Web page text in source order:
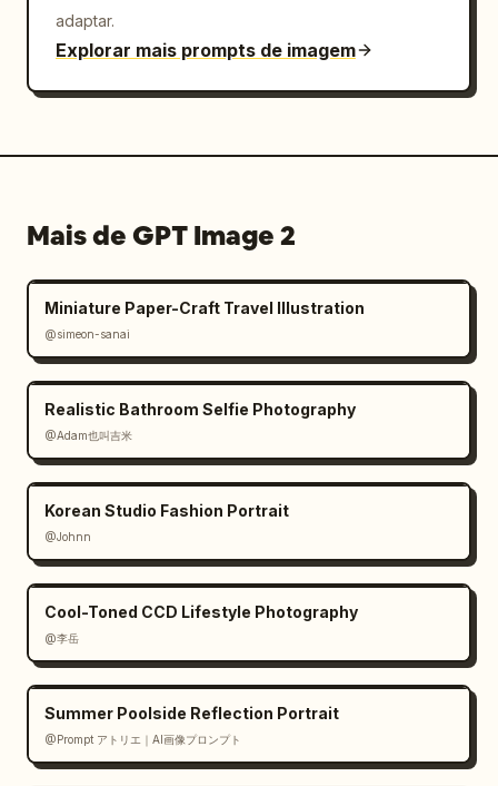
adaptar.
Explorar mais prompts de imagem
Mais de GPT Image 2
Miniature Paper-Craft Travel Illustration
@simeon-sanai
Realistic Bathroom Selfie Photography
@Adam也叫吉米
Korean Studio Fashion Portrait
@Johnn
Cool-Toned CCD Lifestyle Photography
@李岳
Summer Poolside Reflection Portrait
@Prompt アトリエ｜AI画像プロンプト